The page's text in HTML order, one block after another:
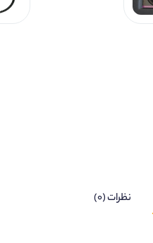
نظرات (۰)